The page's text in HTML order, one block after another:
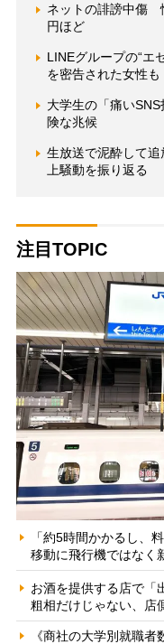
ネットの誹謗中傷
円ほど
LINEグループの“エ
を密告された女性も
大学生の「痛い
険な兆候
生放送で泥酔して
上騒動を振り返る
注目TOPIC
「約5時間かかるし、
移動に飛行機ではなく
お酒を提供する店で
粗相だけじゃない、店
《商社の大学別就職